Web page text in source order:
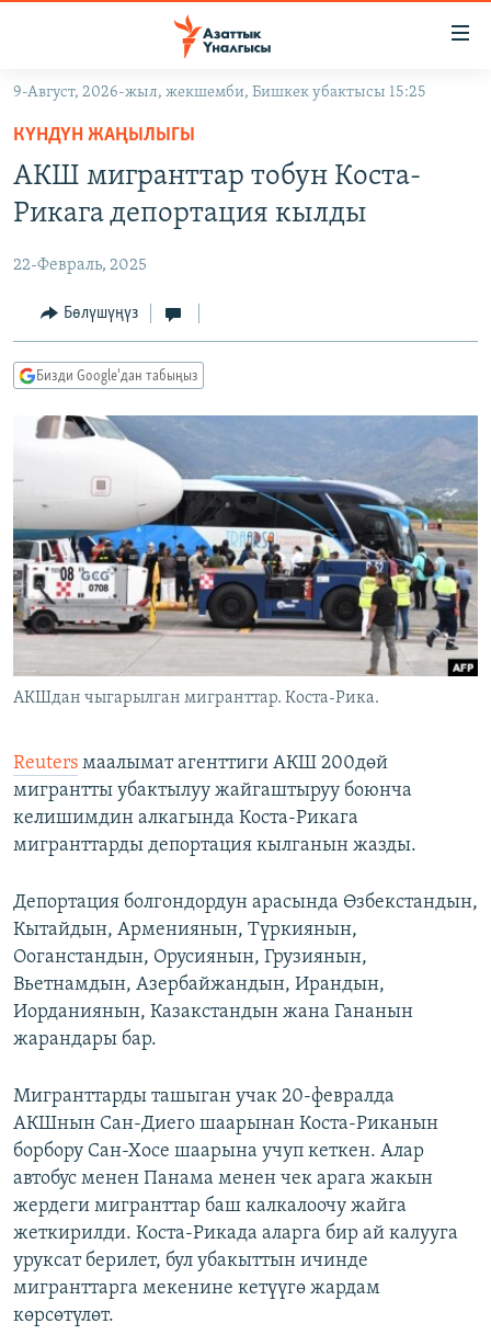
Навигацияга
өтүңүз
Издөөгө
салыңыз
ЭКОНОМИКА
МАДАНИЯТ
БОРБОР АЗИЯ
АТАЙЫН ИЛИКТӨӨ
ТВ ПРОГРАММАЛАР
ЭКСПЕРТТЕР ТАЛДАЙТ
БИЗ ЖАНА ДҮЙНӨ
ДАНИСТЕ
ЭЖЕ-СИҢДИЛЕР
АЗАТТЫК+
ЫҢГАЙСЫЗ СУРООЛОР
ӨЗГӨЧӨ ПИКИР
ОНЛАЙН ШЕРИНЕ
ЭЕ/АРнун бардык сайттары
9-Август, 2026-жыл, жекшемби, Бишкек убактысы 15:25
КҮНДҮН ЖАҢЫЛЫГЫ
АКШ мигранттар тобун Коста-
Рикага депортация кылды
22-Февраль, 2025
Бөлүшүңүз
Бизди Google'дан табыңыз
АКШдан чыгарылган мигранттар. Коста-Рика.
Reuters маалымат агенттиги АКШ 200дөй
мигрантты убактылуу жайгаштыруу боюнча
келишимдин алкагында Коста-Рикага
мигранттарды депортация кылганын жазды.
Депортация болгондордун арасында Өзбекстандын,
Кытайдын, Армениянын, Түркиянын,
Ооганстандын, Орусиянын, Грузиянын,
Вьетнамдын, Азербайжандын, Ирандын,
Иорданиянын, Казакстандын жана Гананын
жарандары бар.
Мигранттарды ташыган учак 20-февралда
АКШнын Сан-Диего шаарынан Коста-Риканын
борбору Сан-Хосе шаарына учуп кеткен. Алар
автобус менен Панама менен чек арага жакын
жердеги мигранттар баш калкалоочу жайга
жеткирилди. Коста-Рикада аларга бир ай калууга
уруксат берилет, бул убакыттын ичинде
мигранттарга мекенине кетүүгө жардам
көрсөтүлөт.